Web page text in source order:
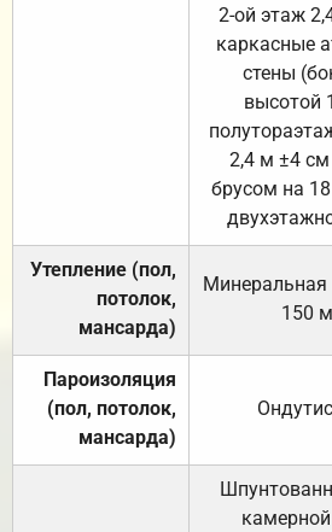
2-ой этаж
каркасные
стены
высотой
2,4 м ±4
брусом на
Утепление (пол,
потолок,
мансарда)
Минеральная
150
Пароизоляция
(пол, потолок,
мансарда)
Ондутис